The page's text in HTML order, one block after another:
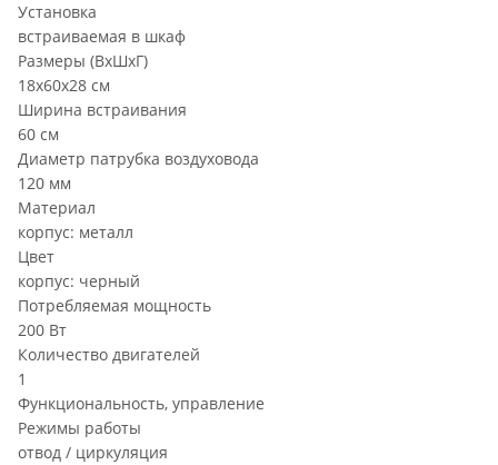
Установка
встраиваемая в шкаф
Размеры (ВхШхГ)
18х60х28 см
Ширина встраивания
60 см
Диаметр патрубка воздуховода
120 мм
Материал
корпус: металл
Цвет
корпус: черный
Потребляемая мощность
200 Вт
Количество двигателей
1
Функциональность, управление
Режимы работы
отвод / циркуляция